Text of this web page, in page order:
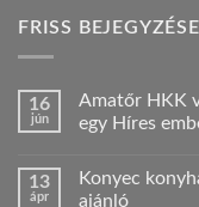
FRISS
16
jún
Amatőr HKK
egy Híres
a(z)
Amatőr
13
ápr
Konyec
ajánló